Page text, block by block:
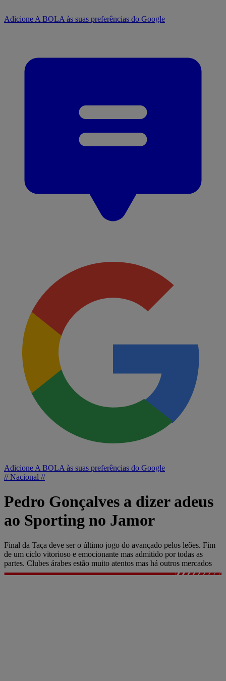
Adicione A BOLA às suas preferências do Google
Adicione A BOLA às suas preferências do Google
// Nacional //
Pedro Gonçalves a dizer adeus
ao Sporting no Jamor
Final da Taça deve ser o último jogo do avançado pelos leões. Fim
de um ciclo vitorioso e emocionante mas admitido por todas as
partes. Clubes árabes estão muito atentos mas há outros mercados